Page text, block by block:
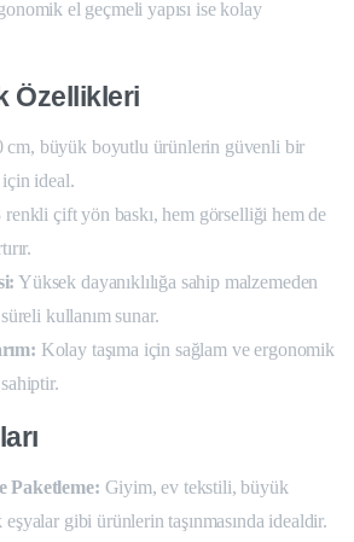
el geçmeli yapısı ise kolay
Özellikleri
cm, büyük boyutlu ürünlerin güvenli bir
için ideal.
renkli çift yön baskı, hem görselliği hem de
Yüksek dayanıklılığa sahip malzemeden
kullanım sunar.
Kolay taşıma için sağlam ve ergonomik
Paketleme: Giyim, ev tekstili, büyük
gibi ürünlerin taşınmasında idealdir.